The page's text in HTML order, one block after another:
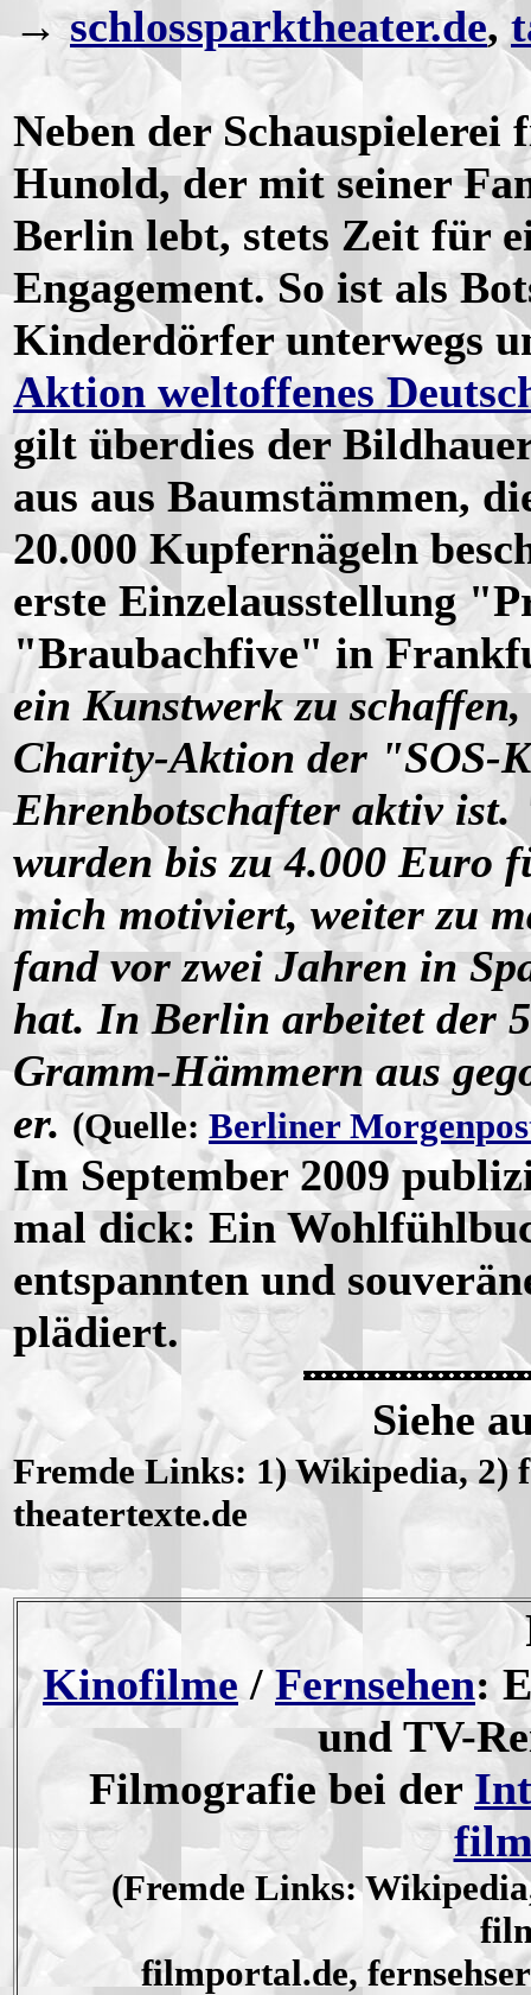
→schlossparktheater.de,
Neben der
Hunold, der mit seiner
Berlin lebt, stets Zeit für
Engagement. So ist als
Kinderdörfer unterwegs
Aktion weltoffenes
gilt überdies der
aus aus Baumstämmen,
20.000 Kupfernägeln
erste Einzelausstellung
"Braubachfive" in
ein Kunstwerk zu
Charity-Aktion der "SOS-
Ehrenbotschafter aktiv ist.
wurden bis zu 4.000 Euro
mich motiviert, weiter zu
fand vor zwei Jahren in
hat. In Berlin arbeitet der
Gramm-Hämmern aus
er. (Quelle: Berliner
Im September 2009
mal dick: Ein
entspannten und
plädiert.
Siehe
Fremde Links: 1) Wikipedia, 2)
theatertexte.de
Kinofilme/Fernsehen:
und TV-
Filmografie bei der
(Fremde Links:
filmportal.de,